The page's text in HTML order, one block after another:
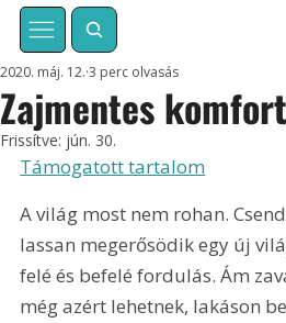
Zajmentes
2020. máj. 12. 3 perc olvasás
Frissítve: jún. 30.
Támogatott tartalom
A világ most nem rohan.
lassan megerősödik egy új
felé és befelé fordulás. Ám
még azért lehetnek, lakáson